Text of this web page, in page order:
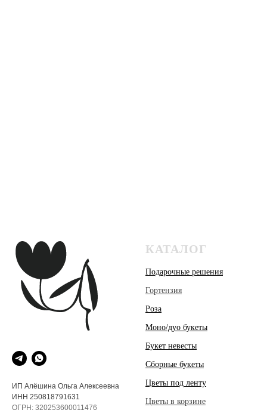
ИП Алёшина Ольга Алексеевна
ИНН 250818791631
ОГРН: 320253600011476
КАТАЛОГ
Подарочные решения
Гортензия
Роза
Моно/дуо букеты
Букет невесты
Сборные букеты
Цветы под ленту
Цветы в корзине